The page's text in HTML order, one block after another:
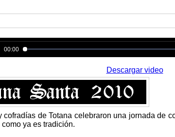
loading media: File could not be played
00:00
Descargar video
cofradías de Totana celebraron una jornada de
ya es tradición.